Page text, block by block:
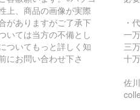
上、商品の画像が実際
がありますがご了承下
いては当方の不備とし
ついてもっと詳しく知
にお問い合わせ下さ
・
一
三
十
佐